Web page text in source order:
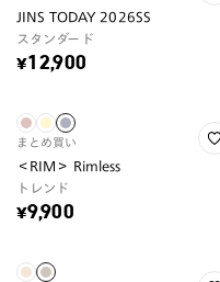
JINS TODAY 2026SS
スタンダード
¥12,900
まとめ買い
＜RIM＞ Rimless
トレンド
¥9,900